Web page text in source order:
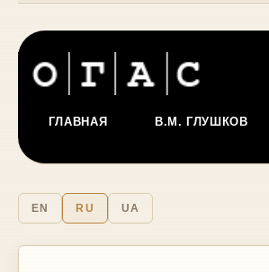
ГЛАВНАЯ В.М. ГЛУШКОВ
EN RU UA